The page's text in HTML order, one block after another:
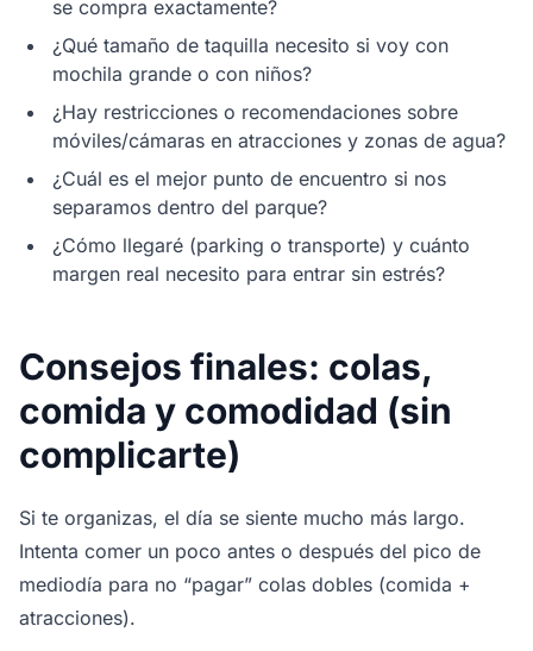
se compra exactamente?
¿Qué tamaño de taquilla necesito si voy con
mochila grande o con niños?
¿Hay restricciones o recomendaciones sobre
móviles/cámaras en atracciones y zonas de agua?
¿Cuál es el mejor punto de encuentro si nos
separamos dentro del parque?
¿Cómo llegaré (parking o transporte) y cuánto
margen real necesito para entrar sin estrés?
Consejos finales: colas,
comida y comodidad (sin
complicarte)
Si te organizas, el día se siente mucho más largo.
Intenta comer un poco antes o después del pico de
mediodía para no “pagar” colas dobles (comida +
atracciones).